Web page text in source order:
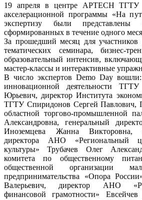
19 апреля в центре APTECH ТГТУ
акселерационной программы «На
экспертизу были представлены
сформированных в течение одного
За прошедший месяц для
тематических семинара, бизнес-
образовательный интенсив,
мастер-классы и интерактивные
В число экспертов Demo Day
инновационной деятельности
Юрьевич, директор Института
ТГТУ Спиридонов Сергей Павлович,
областной торгово-промышленной
Александровна, генеральный
Иноземцева Жанна Викторовна,
директора АНО «Региональный
культуры» Трубачев Олег
комитета по общественному
общественной организации
предпринимательства «Опора
Валерьевич, директор АНО
финансовой грамотности»